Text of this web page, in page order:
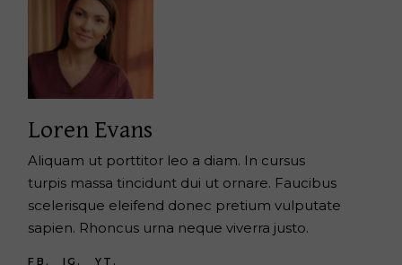
Loren Evans
Aliquam ut porttitor leo a diam. In cursus
turpis massa tincidunt dui ut ornare. Faucibus
scelerisque eleifend donec pretium vulputate
sapien. Rhoncus urna neque viverra justo.
FB. IG. YT.